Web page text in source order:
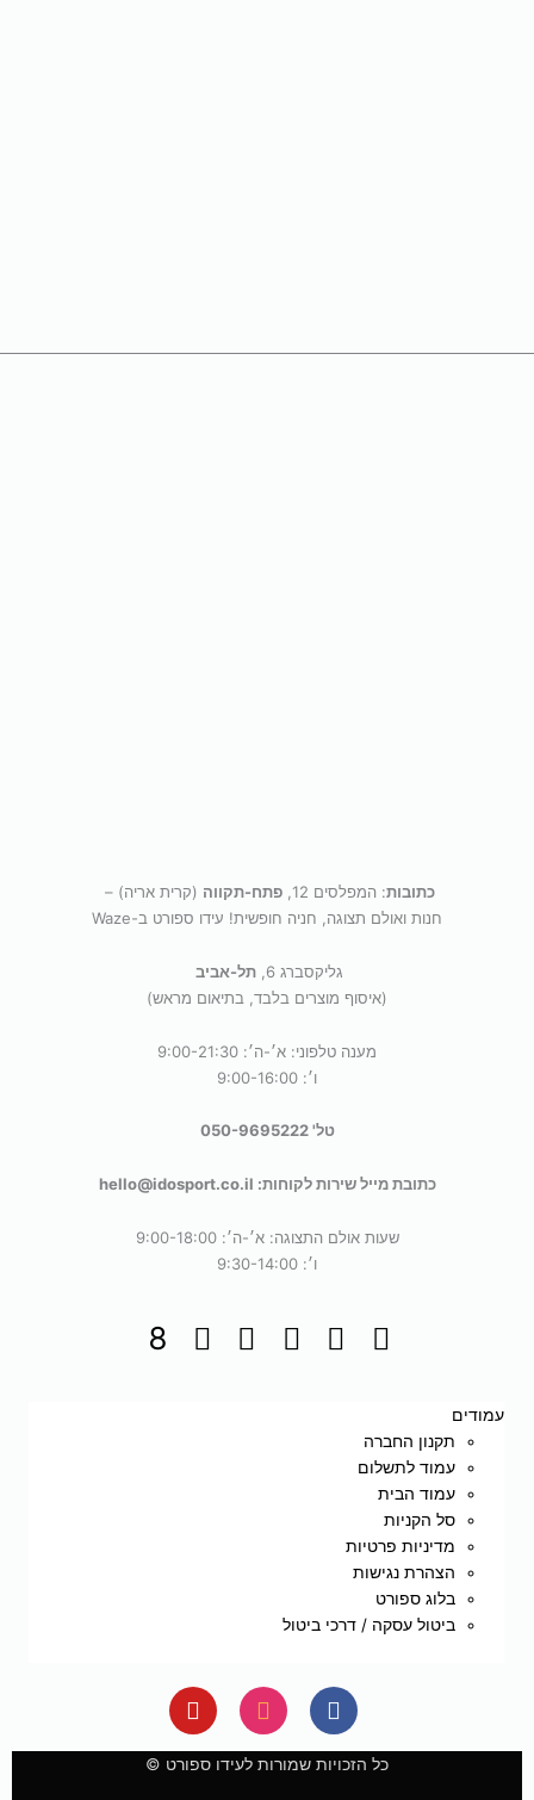
כתובות: המפלסים 12, פתח-תקווה (קרית אריה) –
חנות ואולם תצוגה, חניה חופשית! עידו ספורט ב-Waze
גליקסברג 6,
תל-אביב
(איסוף מוצרים בלבד, בתיאום מראש)
מענה טלפוני: א׳-ה׳: 9:00-21:30
ו׳: 9:00-16:00
טל' 050-9695222
כתובת מייל שירות לקוחות: hello@idosport.co.il
שעות אולם התצוגה: א׳-ה׳: 9:00-18:00
ו׳: 9:30-14:00
עמודים
תקנון החברה
עמוד לתשלום
עמוד הבית
סל הקניות
מדיניות פרטיות
הצהרת נגישות
בלוג ספורט
ביטול עסקה / דרכי ביטול
F
a
c
e
I
n
s
t
Y
o
u
t
כל הזכויות שמורות לעידו ספורט ©